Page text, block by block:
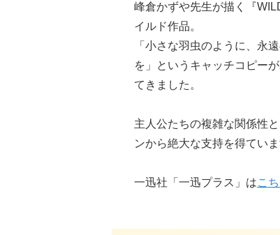
峰倉かずや先生が描く『
イルド作品。
「小さな羽虫のように、永
を」というキャッチコピー
てきました。
主人公たちの複雑な関係性
ンから絶大な支持を得ていま
一迅社「一迅プラス」はこ